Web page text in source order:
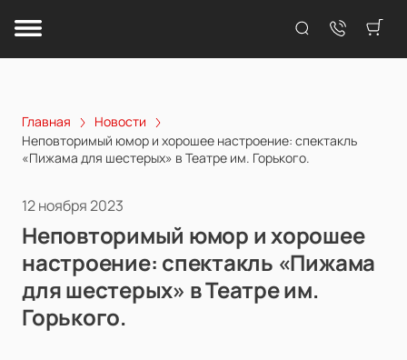
Главная
Новости
Неповторимый юмор и хорошее настроение: спектакль
«Пижама для шестерых» в Театре им. Горького.
12 ноября 2023
Неповторимый юмор и хорошее
настроение: спектакль «Пижама
для шестерых» в Театре им.
Горького.